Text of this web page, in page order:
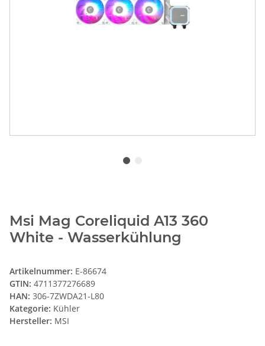
Msi Mag Coreliquid A13 360
White - Wasserkühlung
Artikelnummer: E-86674
GTIN: 4711377276689
HAN: 306-7ZWDA21-L80
Kategorie: Kühler
Hersteller: MSI